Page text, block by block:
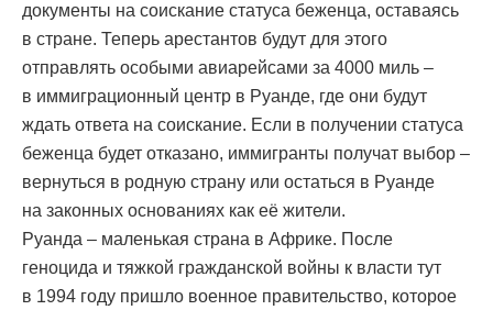
документы на соискание статуса беженца, оставаясь
в стране. Теперь арестантов будут для этого
отправлять особыми авиарейсами за 4000 миль –
в иммиграционный центр в Руанде, где они будут
ждать ответа на соискание. Если в получении статуса
беженца будет отказано, иммигранты получат выбор –
вернуться в родную страну или остаться в Руанде
на законных основаниях как её жители.
Руанда – маленькая страна в Африке. После
геноцида и тяжкой гражданской войны к власти тут
в 1994 году пришло военное правительство, которое